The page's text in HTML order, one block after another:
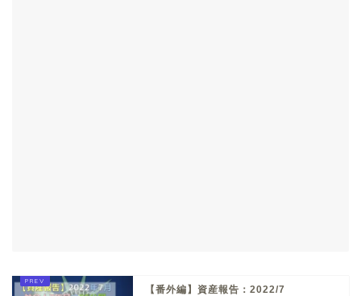
【番外編】資産報告：2022/7